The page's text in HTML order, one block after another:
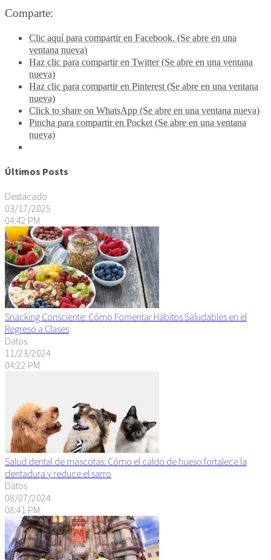
Comparte:
Clic aquí para compartir en Facebook. (Se abre en una
ventana nueva)
Haz clic para compartir en Twitter (Se abre en una ventana
nueva)
Haz clic para compartir en Pinterest (Se abre en una ventana
nueva)
Click to share on WhatsApp (Se abre en una ventana nueva)
Pincha para compartir en Pocket (Se abre en una ventana
nueva)
Últimos Posts
Destacado
03/17/2025
04:42 PM
Snacking Consciente: Cómo Fomentar Hábitos Saludables en el
Regreso a Clases
Datos
11/23/2024
04:22 PM
Salud dental de mascotas: Cómo el caldo de hueso fortalece la
dentadura y reduce el sarro
Datos
08/07/2024
08:41 PM